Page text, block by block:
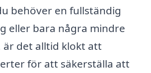
behöver en fullständig
eller bara några mindre
är det alltid klokt att
för att säkerställa att